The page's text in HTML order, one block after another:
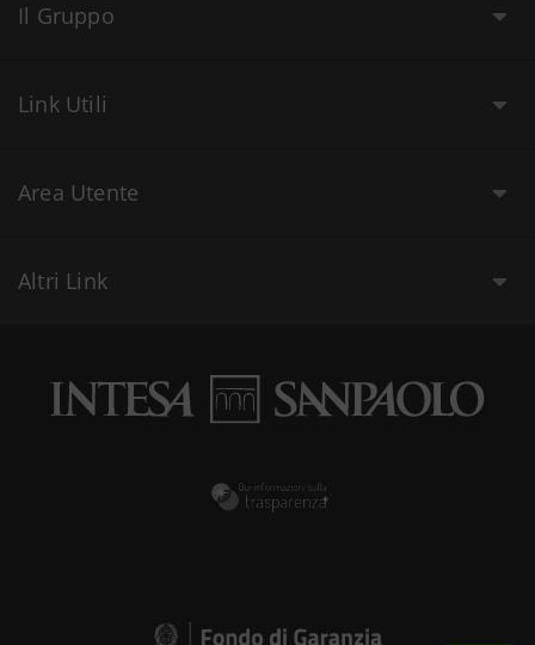
Il Gruppo
Link Utili
Area Utente
Altri Link